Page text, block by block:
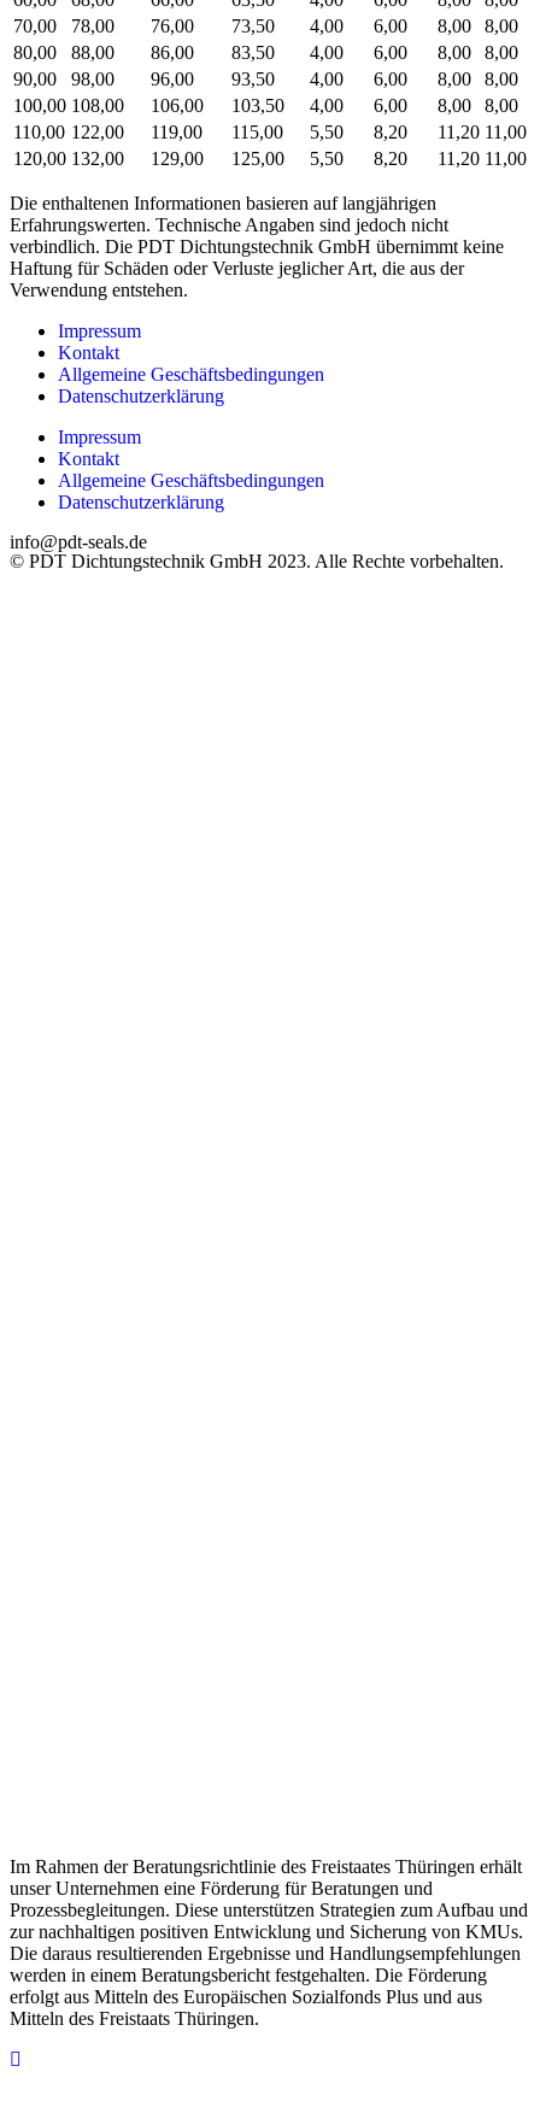
70,00
78,00 76,00 73,50 4,00 6,00 8,00
8,00
80,00
88,00 86,00 83,50 4,00 6,00 8,00
8,00
90,00
98,00 96,00 93,50 4,00 6,00 8,00
8,00
100,00 108,00 106,00 103,50 4,00 6,00 8,00
8,00
110,00 122,00 119,00 115,00 5,50 8,20 11,20 11,00
120,00 132,00 129,00 125,00 5,50 8,20 11,20 11,00
Die enthaltenen Informationen basieren auf langjährigen
Erfahrungswerten. Technische Angaben sind jedoch nicht
verbindlich. Die PDT Dichtungstechnik GmbH übernimmt keine
Haftung für Schäden oder Verluste jeglicher Art, die aus der
Verwendung entstehen.
Impressum
Kontakt
Allgemeine Geschäftsbedingungen
Datenschutzerklärung
Impressum
Kontakt
Allgemeine Geschäftsbedingungen
Datenschutzerklärung
info@pdt-seals.de
© PDT Dichtungstechnik GmbH 2023. Alle Rechte vorbehalten.
Im Rahmen der Beratungsrichtlinie des Freistaates Thüringen erhält
unser Unternehmen eine Förderung für Beratungen und
Prozessbegleitungen. Diese unterstützen Strategien zum Aufbau und
zur nachhaltigen positiven Entwicklung und Sicherung von KMUs.
Die daraus resultierenden Ergebnisse und Handlungsempfehlungen
werden in einem Beratungsbericht festgehalten. Die Förderung
erfolgt aus Mitteln des Europäischen Sozialfonds Plus und aus
Mitteln des Freistaats Thüringen.